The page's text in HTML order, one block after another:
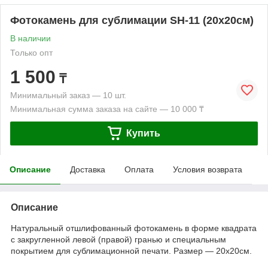
Фотокамень для сублимации SH-11 (20х20см)
В наличии
Только опт
1 500 ₸
Минимальный заказ — 10 шт.
Минимальная сумма заказа на сайте — 10 000 ₸
Купить
Описание Доставка Оплата Условия возврата
Описание
Натуральный отшлифованный фотокамень в форме квадрата
с закругленной левой (правой) гранью и специальным
покрытием для сублимационной печати. Размер — 20х20см.